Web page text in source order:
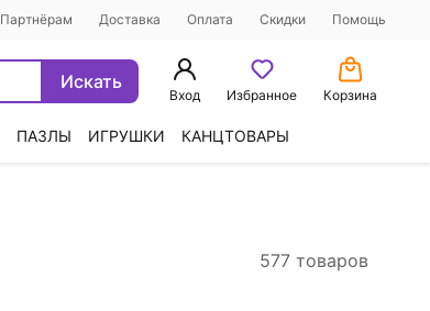
Партнёрам Доставка Оплата Скидки Помощь
Искать
Вход Избранное Корзина
ПАЗЛЫ ИГРУШКИ КАНЦТОВАРЫ
577 товаров